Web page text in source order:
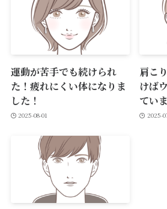
運動が苦手でも続けられ
た！疲れにくい体になりま
した！
2025-08-01
肩こ
けば
てい
2025-